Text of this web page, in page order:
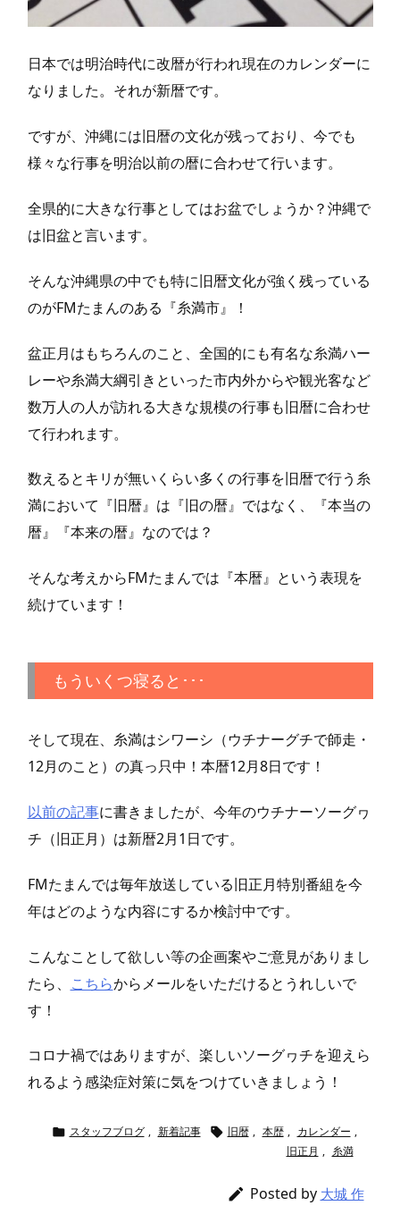
日本では明治時代に改暦が行われ現在のカレンダーに
なりました。それが新暦です。
ですが、沖縄には旧暦の文化が残っており、今でも
様々な行事を明治以前の暦に合わせて行います。
全県的に大きな行事としてはお盆でしょうか？沖縄で
は旧盆と言います。
そんな沖縄県の中でも特に旧暦文化が強く残っている
のがFMたまんのある『糸満市』！
盆正月はもちろんのこと、全国的にも有名な糸満ハー
レーや糸満大綱引きといった市内外からや観光客など
数万人の人が訪れる大きな規模の行事も旧暦に合わせ
て行われます。
数えるとキリが無いくらい多くの行事を旧暦で行う糸
満において『旧暦』は『旧の暦』ではなく、『本当の
暦』『本来の暦』なのでは？
そんな考えからFMたまんでは『本暦』という表現を
続けています！
もういくつ寝ると･･･
そして現在、糸満はシワーシ（ウチナーグチで師走・
12月のこと）の真っ只中！本暦12月8日です！
以前の記事に書きましたが、今年のウチナーソーグヮ
チ（旧正月）は新暦2月1日です。
FMたまんでは毎年放送している旧正月特別番組を今
年はどのような内容にするか検討中です。
こんなことして欲しい等の企画案やご意見がありまし
たら、
こちらからメールをいただけるとうれしいで
す！
コロナ禍ではありますが、楽しいソーグヮチを迎えら
れるよう感染症対策に気をつけていきましょう！
 スタッフブログ , 新着記事  旧暦 , 本歴 , カレンダー ,
旧正月 , 糸満
 Posted by 大城 作